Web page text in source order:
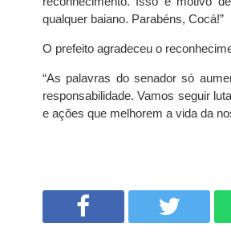
qualquer baiano. Parabéns, Cocá!”
O prefeito agradeceu o
“As palavras do senador só
responsabilidade. Vamos seguir
e ações que melhorem a vida da